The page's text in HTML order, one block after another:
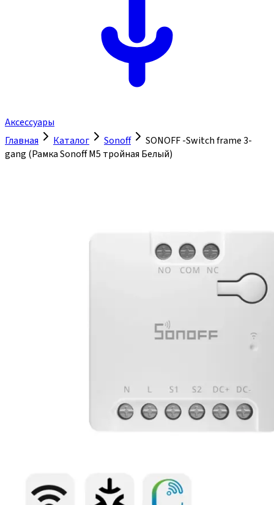
Аксессуары
Главная
Каталог Sonoff
SONOFF -Switch frame 3-
gang (Рамка Sonoff М5 тройная Белый)